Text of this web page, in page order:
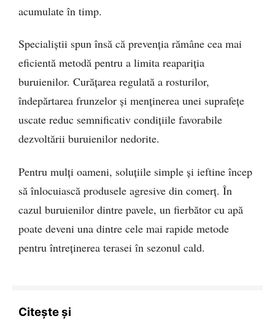
acumulate în timp.
Specialiștii spun însă că prevenția rămâne cea mai
eficientă metodă pentru a limita reapariția
buruienilor. Curățarea regulată a rosturilor,
îndepărtarea frunzelor și menținerea unei suprafețe
uscate reduc semnificativ condițiile favorabile
dezvoltării buruienilor nedorite.
Pentru mulți oameni, soluțiile simple și ieftine încep
să înlocuiască produsele agresive din comerț. În
cazul buruienilor dintre pavele, un fierbător cu apă
poate deveni una dintre cele mai rapide metode
pentru întreținerea terasei în sezonul cald.
Citește și